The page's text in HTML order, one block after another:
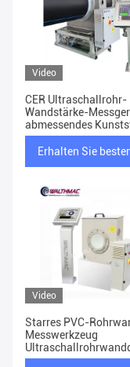
Video
CER Ultraschallrohr-
Wandstärke-
abmessendes
Erhalten Sie
Video
Starres PVC-
Messwerkzeug